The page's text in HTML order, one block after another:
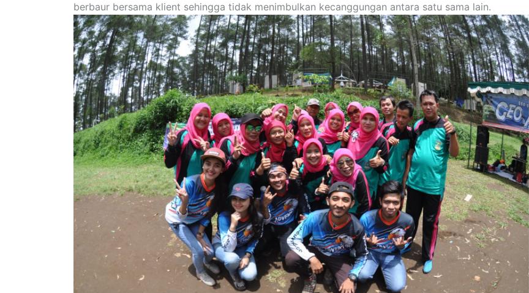
berbaur bersama klient sehingga tidak menimbulkan kecanggungan antara satu sama lain.